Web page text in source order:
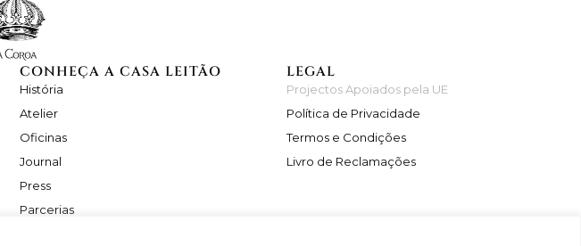
CONHEÇA A CASA LEITÃO
História
Atelier
Oficinas
Journal
Press
Parcerias
LEGAL
Projectos Apoiados pela UE
Política de Privacidade
Termos e Condições
Livro de Reclamações